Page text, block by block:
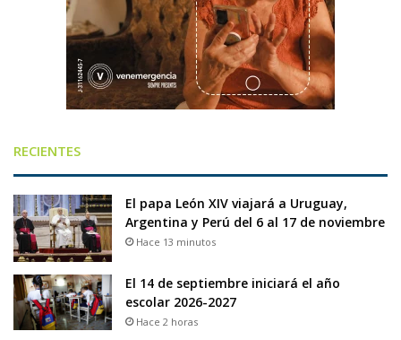
RECIENTES
El papa León XIV viajará a Uruguay,
Argentina y Perú del 6 al 17 de noviembre
Hace 13 minutos
El 14 de septiembre iniciará el año
escolar 2026-2027
Hace 2 horas